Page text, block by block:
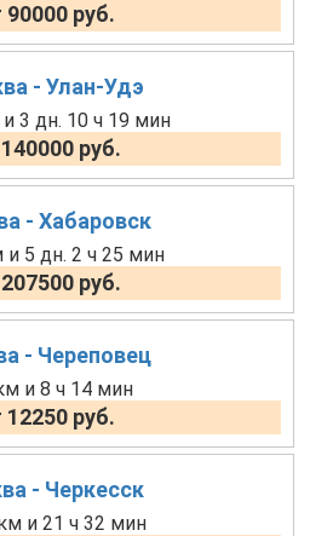
90000 руб.
- Улан-Удэ
3 дн. 10 ч 19 мин
руб.
- Хабаровск
и 5 дн. 2 ч 25 мин
руб.
- Череповец
и 8 ч 14 мин
12250 руб.
- Черкесск
и 21 ч 32 мин